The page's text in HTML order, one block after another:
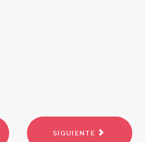
SIGUIENTE